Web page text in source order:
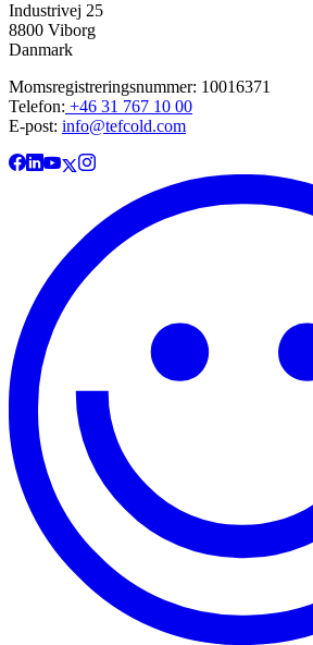
Industrivej 25
8800 Viborg
Danmark
Momsregistreringsnummer: 10016371
Telefon: +46 31 767 10 00
E-post: info@tefcold.com